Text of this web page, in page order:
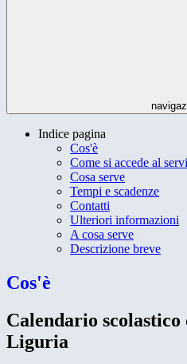
Indice pagina
Cos'è
Come si accede al
Cosa serve
Tempi e scadenze
Contatti
Ulteriori informazioni
A cosa serve
Descrizione breve
Cos'è
Calendario scolastico
Liguria